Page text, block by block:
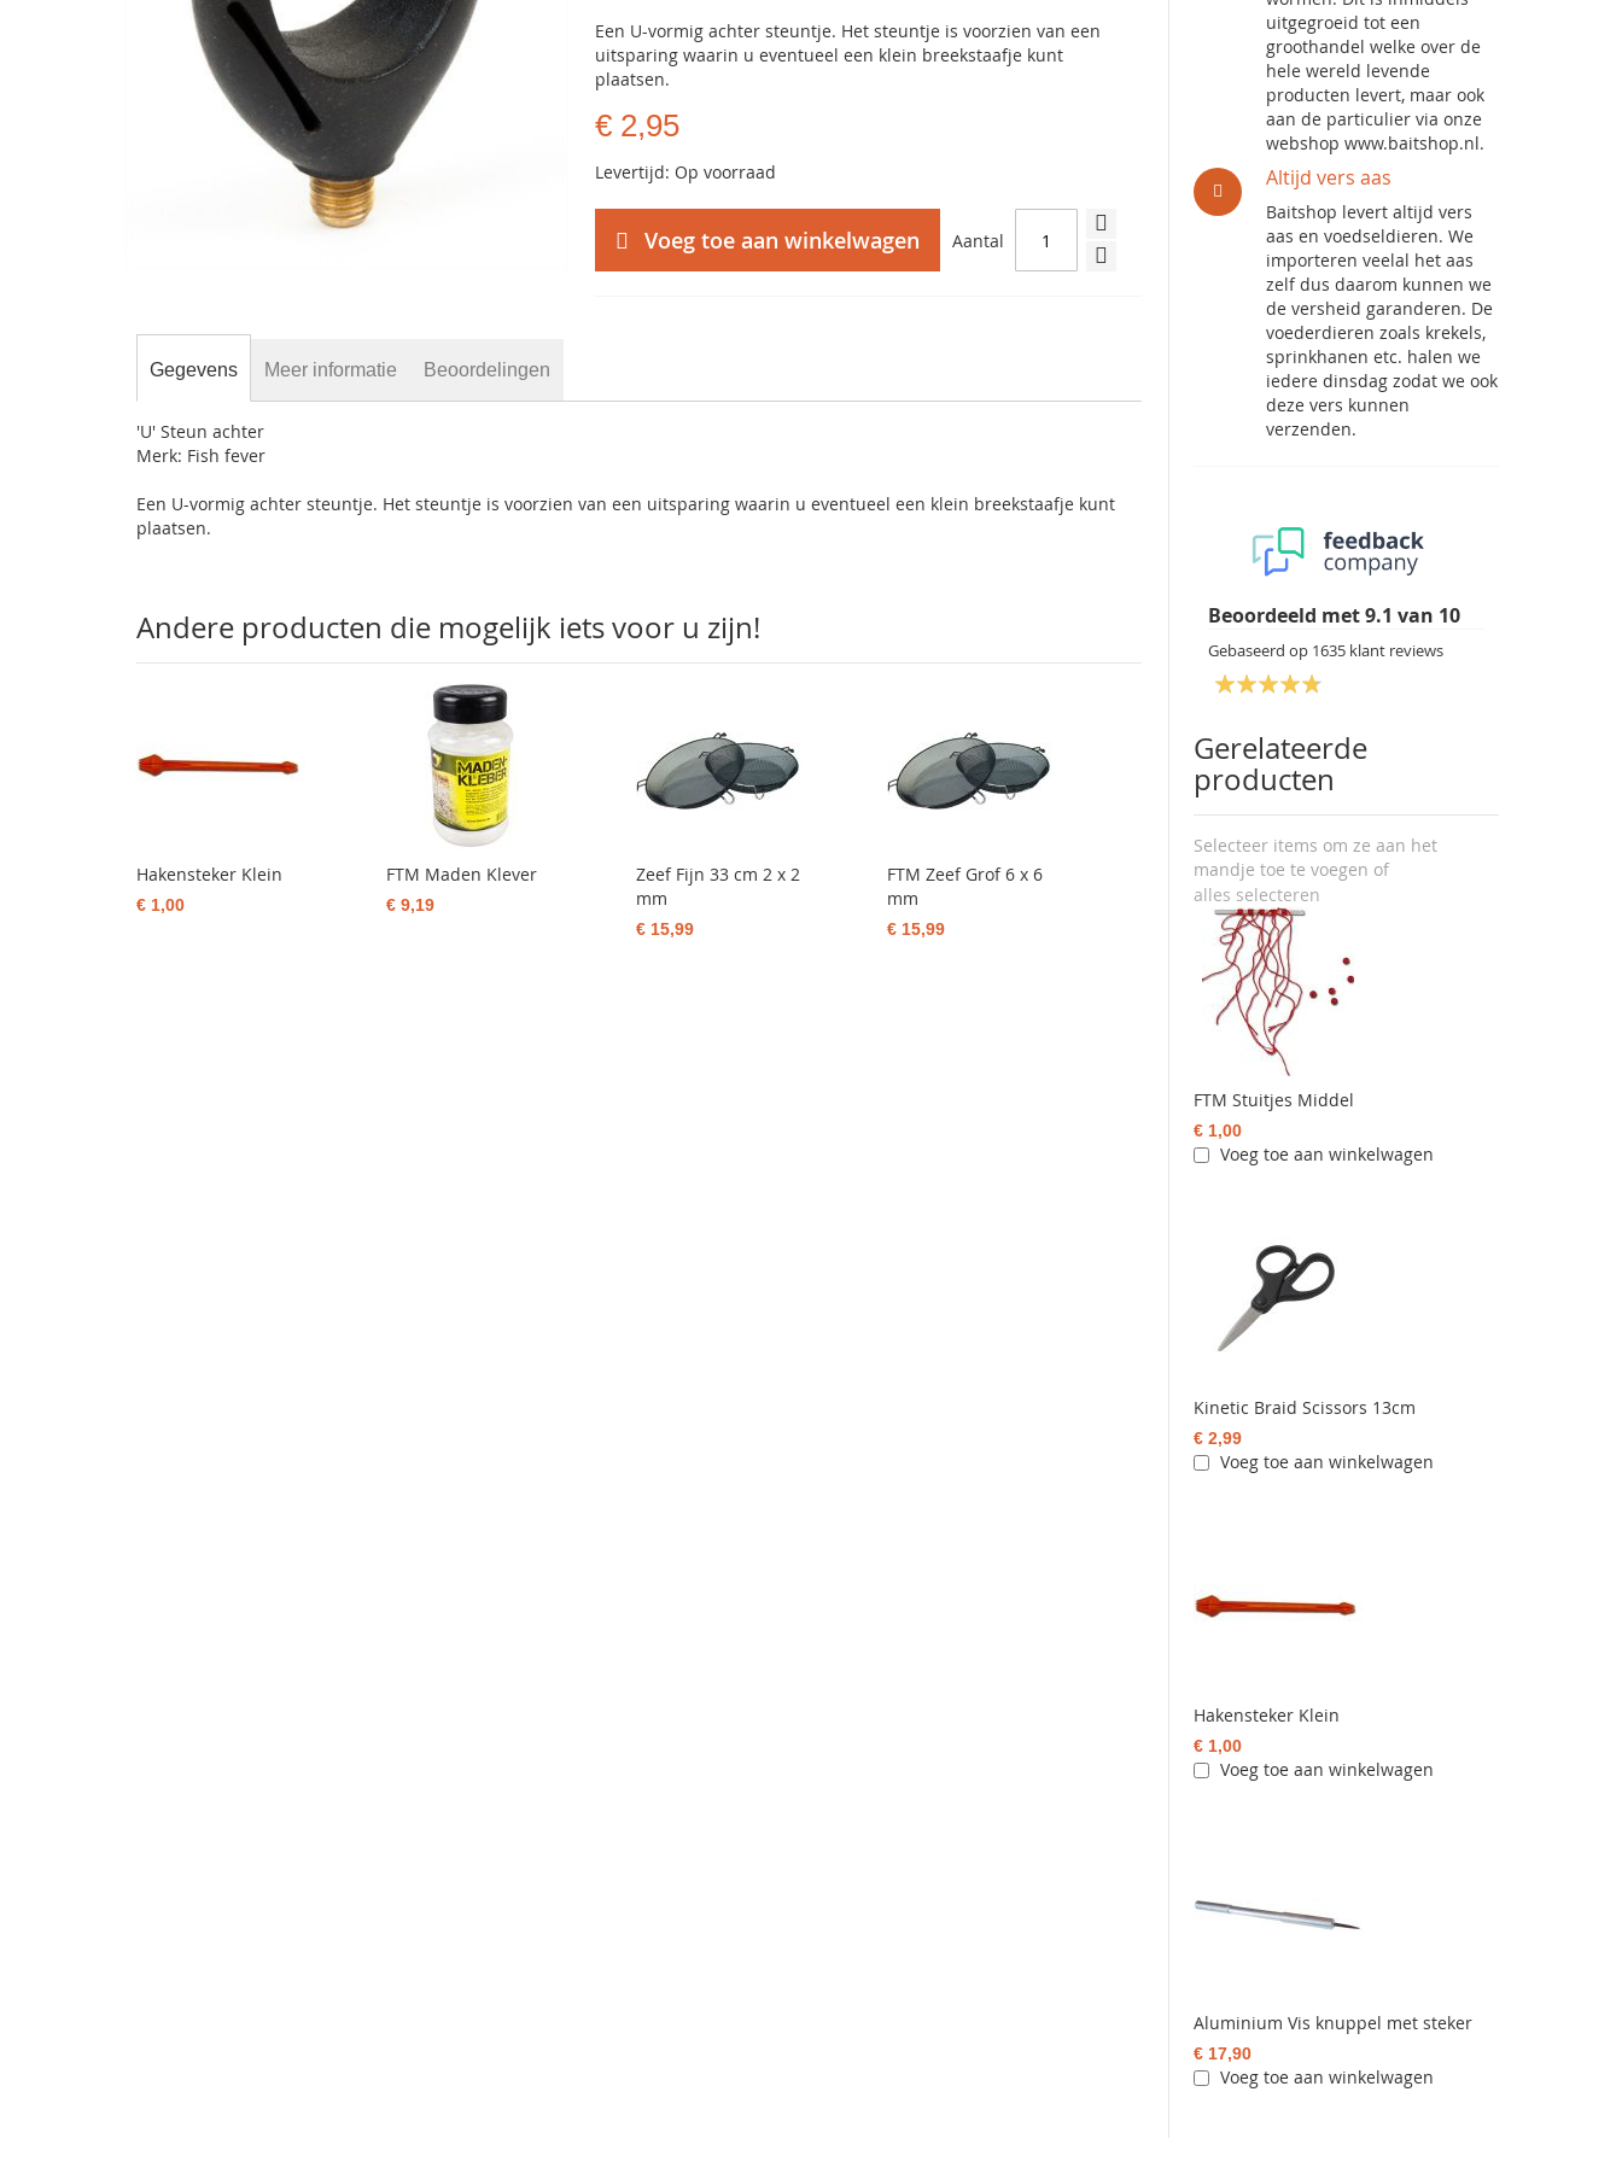
het
van
de
afbeeldingen-
gallerij
Een U-vormig achter steuntje. Het steuntje is voorzien van een
uitsparing waarin u eventueel een klein breekstaafje kunt
plaatsen.
€ 2,95
Levertijd: Op voorraad
Aantal
Voeg toe aan winkelwagen
uitgegroeid tot een
groothandel welke over de
hele wereld levende
producten levert, maar ook
aan de particulier via onze
webshop www.baitshop.nl.
Altijd vers aas
Baitshop levert altijd vers
aas en voedseldieren. We
importeren veelal het aas
zelf dus daarom kunnen we
de versheid garanderen. De
voederdieren zoals krekels,
sprinkhanen etc. halen we
iedere dinsdag zodat we ook
deze vers kunnen
verzenden.
Beoordeeld met9.1 van 10
Gebaseerd op 1635 klant reviews
Gerelateerde
producten
Selecteer items om ze aan het
mandje toe te voegen of
alles selecteren
FTM Stuitjes Middel
€ 1,00
Voeg toe aan winkelwagen
Kinetic Braid Scissors 13cm
€ 2,99
Voeg toe aan winkelwagen
Hakensteker Klein
€ 1,00
Voeg toe aan winkelwagen
Aluminium Vis knuppel met steker
€ 17,90
Voeg toe aan winkelwagen
Gegevens
'U' Steun achter
Merk: Fish fever
Een U-vormig achter steuntje. Het steuntje is voorzien van een uitsparing waarin u eventueel een klein breekstaafje kunt
plaatsen.
Meer informatie Beoordelingen
Andere producten die mogelijk iets voor u zijn!
Hakensteker Klein
€ 1,00
FTM Maden Klever
€ 9,19
Zeef Fijn 33 cm 2 x 2
mm
€ 15,99
FTM Zeef Grof 6 x 6
mm
€ 15,99